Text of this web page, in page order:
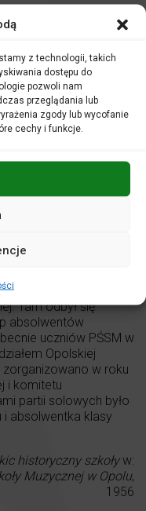
z technologii, takich
dostępu do
pozwoli nam
przeglądania lub
zgody lub wycofanie
cechy i funkcje.
szkoła w Sali
Tam odbył się
absolwentów
uczniów PŚSM w
Opolskiej
w roku
i komitetu
partii solowych było
absolwentka klasy
historyczny szkoływ:
Muzycznej w Opolu,
1956